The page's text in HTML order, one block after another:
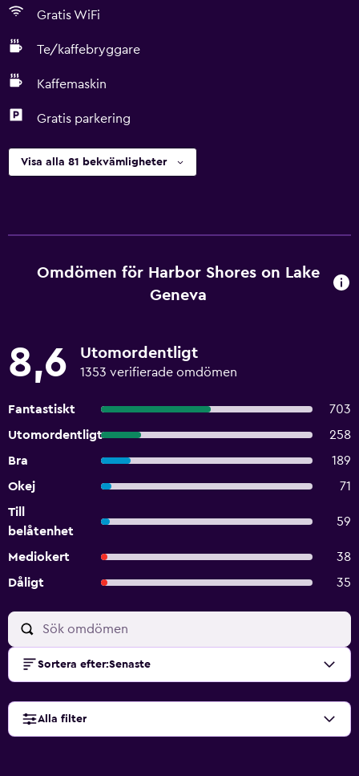
Gratis WiFi
Te/kaffebryggare
Kaffemaskin
Gratis parkering
Visa alla 81 bekvämligheter
Omdömen för Harbor Shores on Lake
Geneva
8,6 Utomordentligt
1353 verifierade omdömen
Fantastiskt
703
Utomordentligt
258
Bra
189
Okej
71
Till
belåtenhet
59
Mediokert
38
Dåligt
35
Sortera efter:Senaste
Alla filter